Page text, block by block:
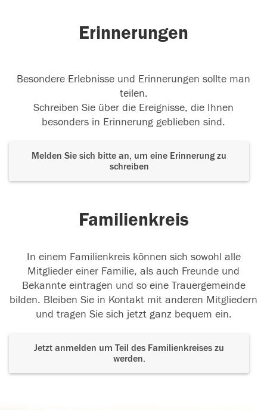
Erinnerungen
Besondere Erlebnisse und Erinnerungen sollte man
teilen.
Schreiben Sie über die Ereignisse, die Ihnen
besonders in Erinnerung geblieben sind.
Melden Sie sich bitte an, um eine Erinnerung zu
schreiben
Familienkreis
In einem Familienkreis können sich sowohl alle
Mitglieder einer Familie, als auch Freunde und
Bekannte eintragen und so eine Trauergemeinde
bilden. Bleiben Sie in Kontakt mit anderen Mitgliedern
und tragen Sie sich jetzt ganz bequem ein.
Jetzt anmelden um Teil des Familienkreises zu
werden.